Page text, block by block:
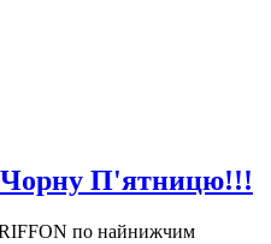
П'ятницю!!!
по найнижчим